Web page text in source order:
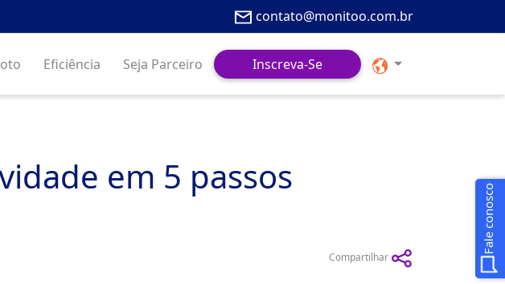
contato@monitoo.com.br
Eficiência Seja Parceiro Inscreva-Se
em 5 passos
Compartilhar
Fale conosco